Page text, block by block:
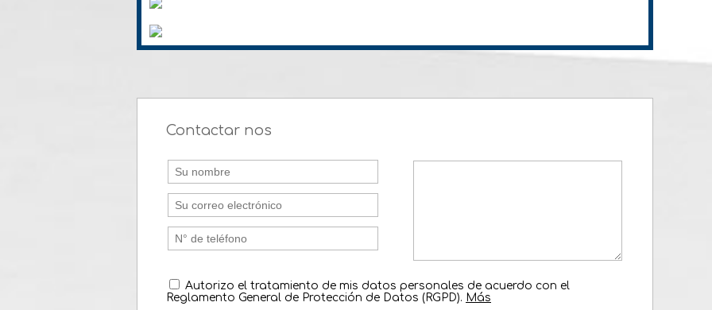
Contactar nos
Autorizo el tratamiento de mis datos personales de acuerdo con el
Reglamento General de Protección de Datos (RGPD). Más